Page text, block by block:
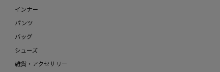
インナー
パンツ
バッグ
シューズ
雑貨・アクセサリー